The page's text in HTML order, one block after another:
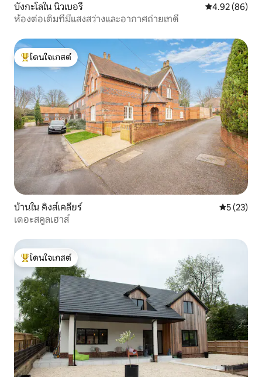
บังกะโลใน นิวเบอรี คะแนนเฉลี่ย
4.92 (86)
ห้องต่อเติมที่มีแสงสว่างและอากาศถ่ายเทดี
โดนใจเกสต์ที่สุด
โดนใจเกสต์
บ้านใน คิงส์เคลียร์ คะแนนเฉลี่
5 (23)
เดอะสคูลเฮาส์
โดนใจเกสต์ที่สุด
โดนใจเกสต์